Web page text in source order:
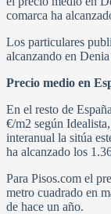
comarca ha
Los particulares
alcanzando en
Precio medio en
En el resto de
€/m2 según
interanual la sitúa
ha alcanzado los
Para Pisos.com el
metro cuadrado en
de hace un año.